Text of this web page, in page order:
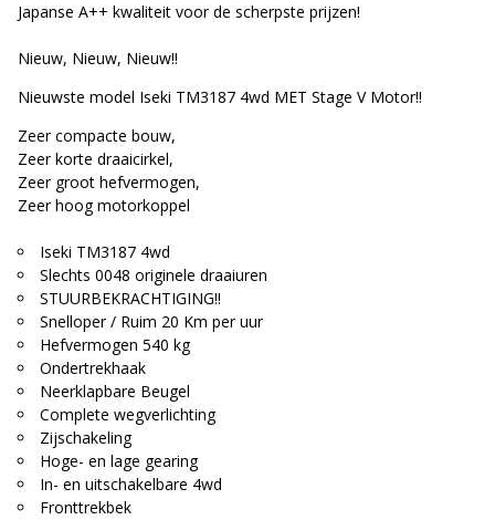
Japanse A++ kwaliteit voor de scherpste prijzen!
Nieuw, Nieuw, Nieuw!!
Nieuwste model Iseki TM3187 4wd MET Stage V Motor!!
Zeer compacte bouw,
Zeer korte draaicirkel,
Zeer groot hefvermogen,
Zeer hoog motorkoppel
Iseki TM3187 4wd
Slechts 0048 originele draaiuren
STUURBEKRACHTIGING!!
Snelloper / Ruim 20 Km per uur
Hefvermogen 540 kg
Ondertrekhaak
Neerklapbare Beugel
Complete wegverlichting
Zijschakeling
Hoge- en lage gearing
In- en uitschakelbare 4wd
Fronttrekbek